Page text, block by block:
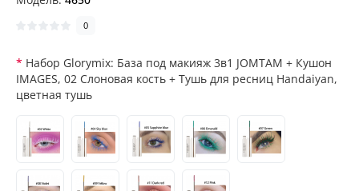
0
Набор Glorymix: База под макияж 3в1 JOMTAM + Кушон
IMAGES, 02 Слоновая кость + Тушь для ресниц Handaiyan,
цветная тушь